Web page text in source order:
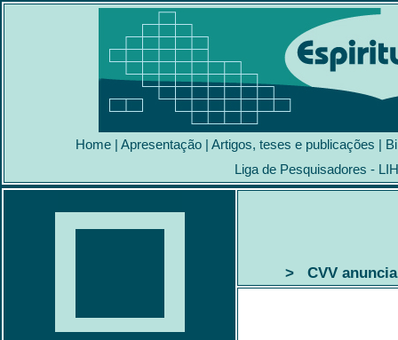
Home | Apresentação | Artigos, teses e publicações |
Liga de Pesquisadores -
> CVV